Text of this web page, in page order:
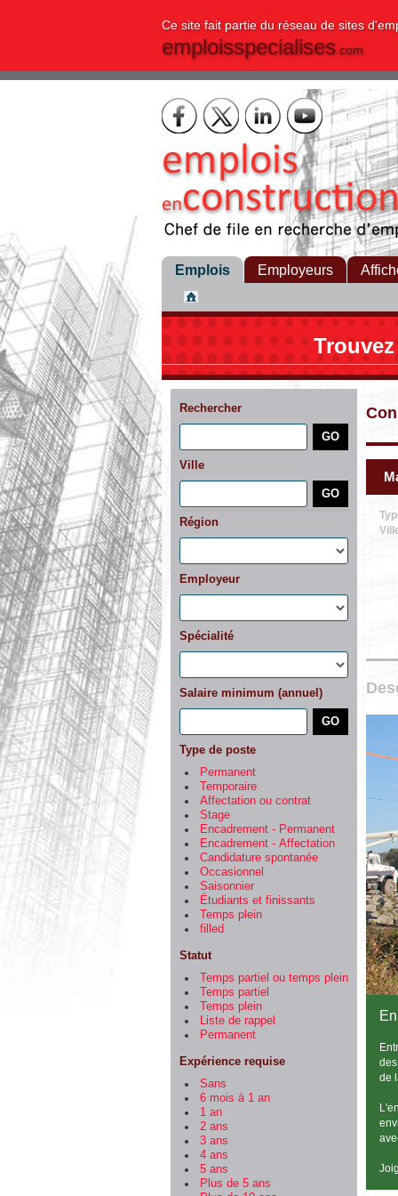
Ce site fait partie du réseau de sites
emploisspecialises.com
Emplois Employeurs
Rechercher
Ville
Région
Employeur
Spécialité
Salaire minimum (annuel)
Type de poste
Permanent
Temporaire
Affectation ou contrat
Stage
Encadrement - Permanent
Encadrement - Affectation
Candidature spontanée
Occasionnel
Saisonnier
Étudiants et finissants
Temps plein
filled
Statut
Temps partiel ou temps plein
Temps partiel
Temps plein
Liste de rappel
Permanent
Expérience requise
Sans
6 mois à 1 an
1 an
2 ans
3 ans
4 ans
5 ans
Plus de 5 ans
de